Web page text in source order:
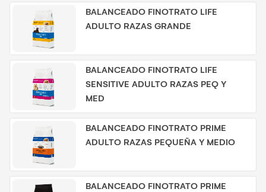
BALANCEADO FINOTRATO LIFE
ADULTO RAZAS GRANDE
BALANCEADO FINOTRATO LIFE
SENSITIVE ADULTO RAZAS PEQ Y
MED
BALANCEADO FINOTRATO PRIME
ADULTO RAZAS PEQUEÑA Y MEDIO
BALANCEADO FINOTRATO PRIME